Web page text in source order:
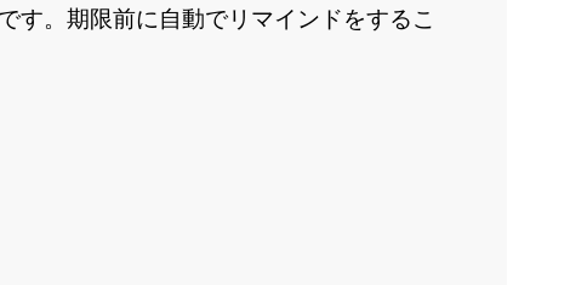
す。期限前に自動でリマインドをするこ